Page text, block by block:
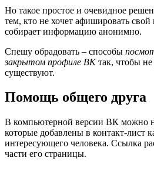
Но такое простое и очевидное
тем, кто не хочет афишировать свой
собирает информацию анонимно.
Спешу обрадовать – способы
закрытом профиле ВКтак, чтобы
существуют.
Помощь общего друга
В компьютерной версии ВК можно
которые добавлены в контакт-лист
интересующего человека. Ссылка
части его страницы.